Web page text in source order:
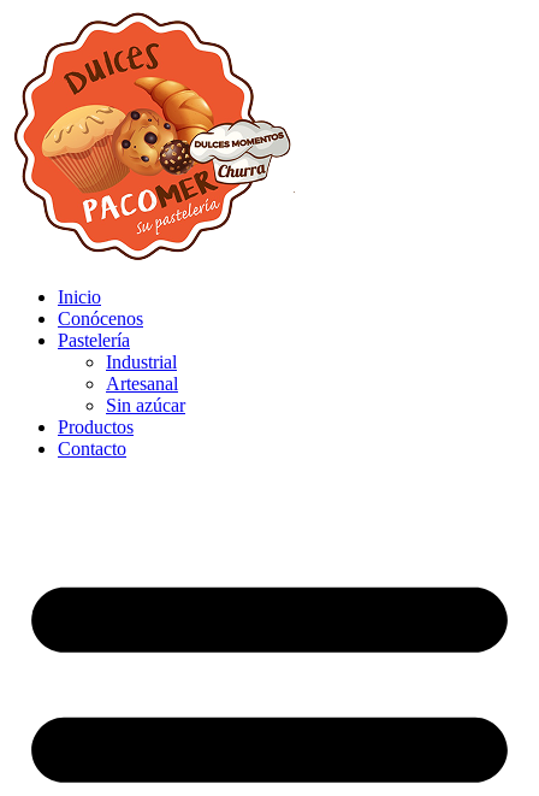
Inicio
Conócenos
Pastelería
Industrial
Artesanal
Sin azúcar
Productos
Contacto